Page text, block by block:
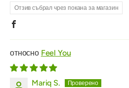
Отзив събрал чрез покана за магазин
Feel You
Mariq S.